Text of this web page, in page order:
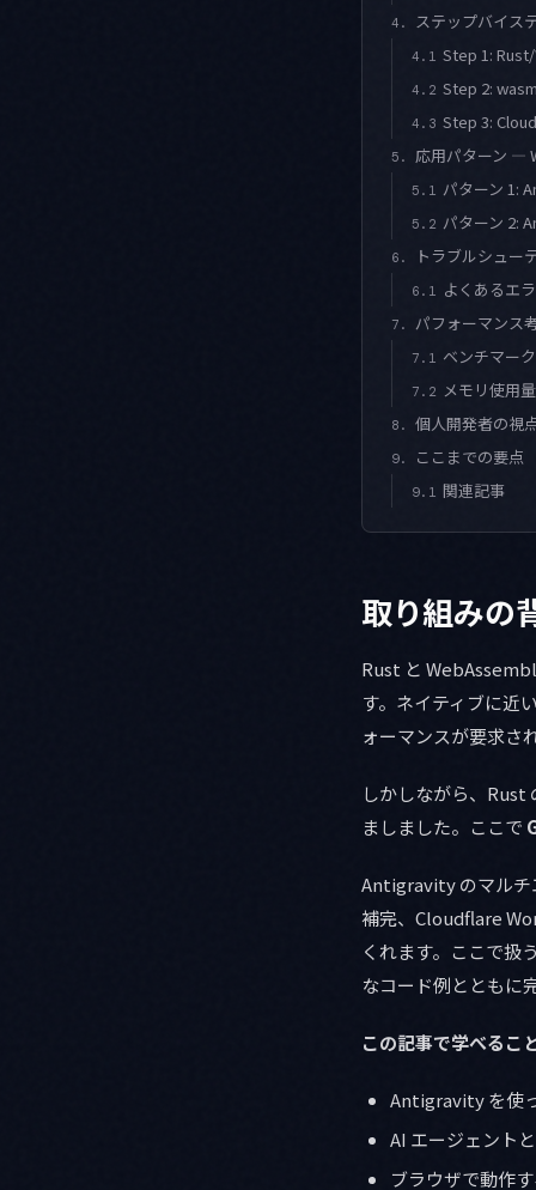
4. ステップバイス
4.1 Step 1:
4.2 Step 2:
4.3 Step 3:
5. 応用パターン —
5.1 パターン 1:
5.2 パターン 2:
6. トラブルシュー
6.1 よくあるエ
7. パフォーマンス
7.1 ベンチマー
7.2 メモリ使用
8. 個人開発者の視
9. ここまでの要点
9.1 関連記事
取り組みの
Rust と
す。ネイティブに近
ォーマンスが要求さ
しかしながら、Rust
ましました。ここで
Antigravity のマルチ
補完、Cloudflare
くれます。ここで扱
なコード例とともに
この記事で学べるこ
Antigravity を使
AI エージェント
ブラウザで動作